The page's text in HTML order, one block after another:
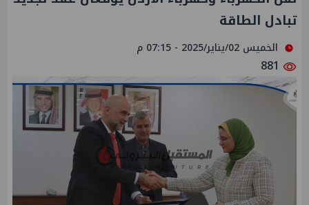
تبادل الطاقة
الخميس 02/يناير/2025 - 07:15 م